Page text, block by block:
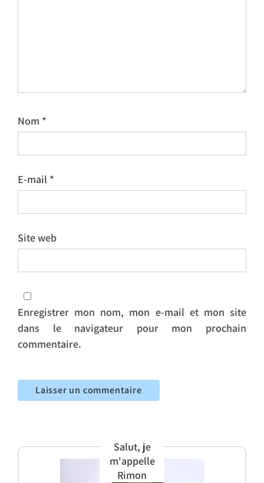
Nom *
E-mail *
Site web
Enregistrer mon nom, mon e-mail et mon site
dans le navigateur pour mon prochain
commentaire.
Salut, je
m'appelle
Rimon